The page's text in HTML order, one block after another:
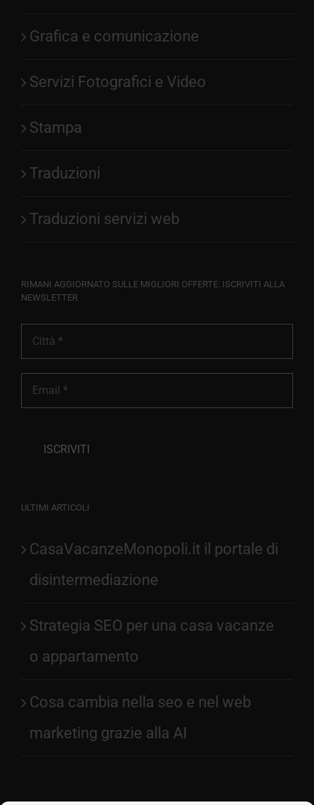
Grafica e comunicazione
Servizi Fotografici e Video
Stampa
Traduzioni
Traduzioni servizi web
RIMANI AGGIORNATO SULLE MIGLIORI OFFERTE: ISCRIVITI ALLA
NEWSLETTER
ULTIMI ARTICOLI
CasaVacanzeMonopoli.it il portale di
disintermediazione
Strategia SEO per una casa vacanze
o appartamento
Cosa cambia nella seo e nel web
marketing grazie alla AI